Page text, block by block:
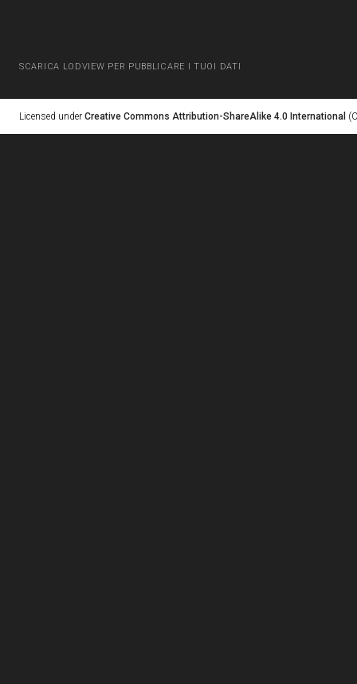
SCARICA LODVIEW PER PUBBLICARE I TUOI DATI
Licensed under Creative Commons Attribution-ShareAlike 4.0 International